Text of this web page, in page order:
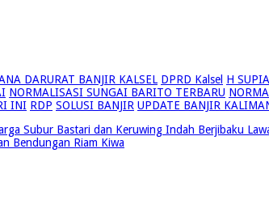
DARURAT BANJIR KALSEL DPRD Kalsel H
NORMALISASI SUNGAI BARITO TERBARU
INI RDP SOLUSI BANJIR UPDATE BANJIR
Subur Bastari dan Keruwing Indah Berjibaku
Bendungan Riam Kiwa